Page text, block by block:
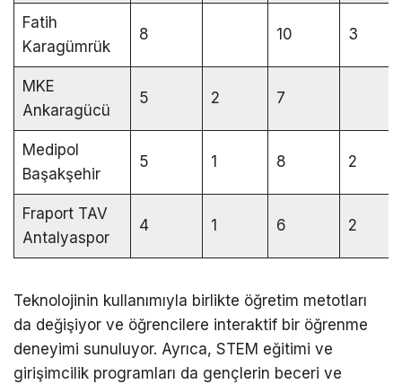
Fatih
Karagümrük
8 10 3
MKE
Ankaragücü
5 2 7
Medipol
Başakşehir
5 1 8 2
Fraport TAV
Antalyaspor
4 1 6 2
Teknolojinin kullanımıyla birlikte öğretim metotları
da değişiyor ve öğrencilere interaktif bir öğrenme
deneyimi sunuluyor. Ayrıca, STEM eğitimi ve
girişimcilik programları da gençlerin beceri ve